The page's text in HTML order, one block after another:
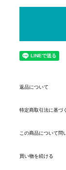
返品について
特定商取引法に基づ
この商品について問
買い物を続ける